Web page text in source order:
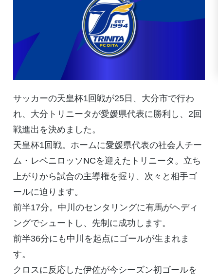
サッカーの天皇杯1回戦が25日、大分市で行わ
れ、大分トリニータが愛媛県代表に勝利し、2回
戦進出を決めました。
天皇杯1回戦。ホームに愛媛県代表の社会人チー
ム・レベニロッソNCを迎えたトリニータ。立ち
上がりから試合の主導権を握り、次々と相手ゴ
ールに迫ります。
前半17分。中川のセンタリングに有馬がヘディ
ングでシュートし、先制に成功します。
前半36分にも中川を起点にゴールが生まれま
す。
クロスに反応した伊佐が今シーズン初ゴールを